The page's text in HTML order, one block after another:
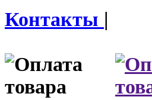
Контакты |